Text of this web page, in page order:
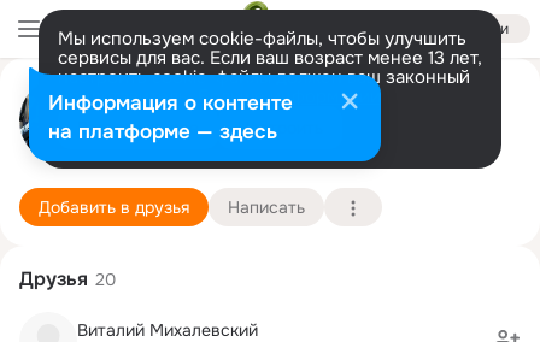
Войти
Мы используем cookie-файлы, чтобы улучшить
сервисы для вас. Если ваш возраст менее 13 лет,
настроить cookie-файлы должен ваш законный
представитель. Больше информации
Разрешить все Настроить
Дима Маликов
Москва
25 августа (38 лет)
Структурное подразделение ГБОУ Школы
Подробнее
Добавить в друзья Написать
Друзья 20
Виталий Михалевский
Информация о контенте
на платформе — здесь